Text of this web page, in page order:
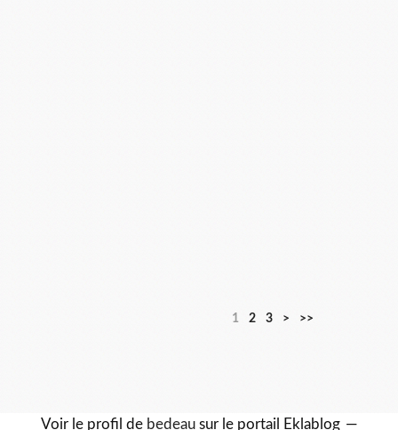
1 2 3 > >>
Voir le profil de bedeau sur le portail Eklablog